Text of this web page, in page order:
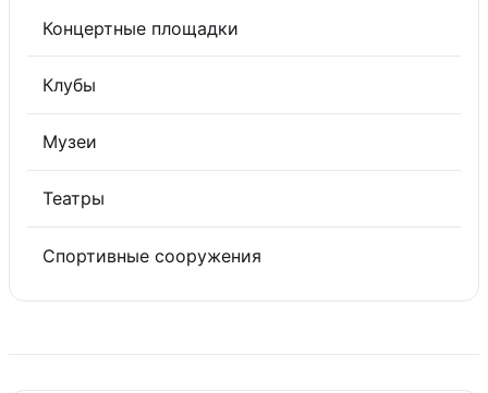
Концертные площадки
Клубы
Музеи
Театры
Спортивные сооружения